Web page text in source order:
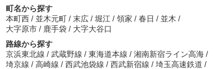
町名から探す
本町西 / 並木元町 / 末広 / 堀江 / 領家 / 春日 / 並木 /
大字原市 / 鹿手袋 / 大字大谷口
路線から探す
京浜東北線 / 武蔵野線 / 東海道本線 / 湘南新宿ライン高海 /
埼京線 / 高崎線 / 西武池袋線 / 西武新宿線 / 埼玉高速鉄道 /